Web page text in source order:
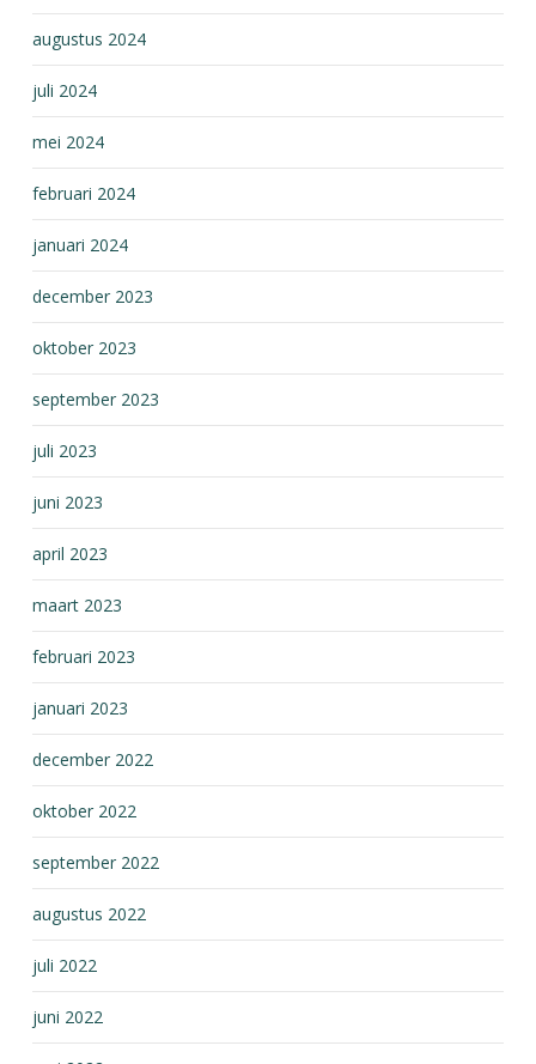
augustus 2024
juli 2024
mei 2024
februari 2024
januari 2024
december 2023
oktober 2023
september 2023
juli 2023
juni 2023
april 2023
maart 2023
februari 2023
januari 2023
december 2022
oktober 2022
september 2022
augustus 2022
juli 2022
juni 2022